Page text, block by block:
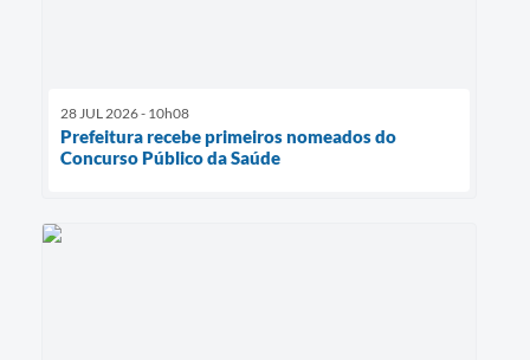
28 JUL 2026 - 10h08
Prefeitura recebe primeiros nomeados do
Concurso Público da Saúde